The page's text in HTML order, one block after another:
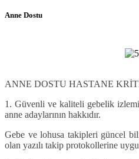
Anne Dostu
ANNE DOSTU HASTANE
1 . Güvenli ve kaliteli gebelik
anne adaylarının hakkıdır.
Gebe ve lohusa takipleri güncel
olan yazılı takip protokollerine